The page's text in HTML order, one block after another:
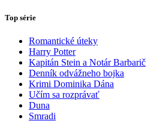
Top série
Romantické úteky
Harry Potter
Kapitán Stein a Notár Barbarič
Denník odvážneho bojka
Krimi Dominika Dána
Učím sa rozprávať
Duna
Smradi